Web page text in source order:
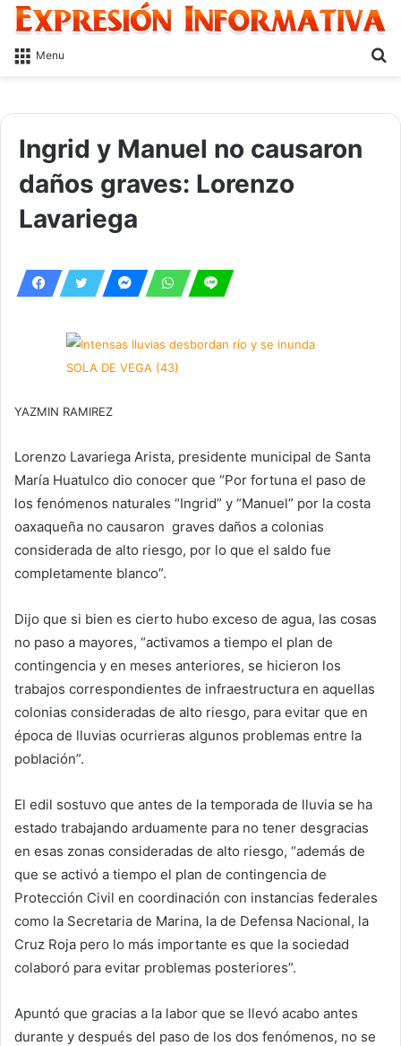
Menu
Ingrid y Manuel no causaron
daños graves: Lorenzo
Lavariega
YAZMIN RAMIREZ
Lorenzo Lavariega Arista, presidente municipal de Santa
María Huatulco dio conocer que “Por fortuna el paso de
los fenómenos naturales “Ingrid” y “Manuel” por la costa
oaxaqueña no causaron graves daños a colonias
considerada de alto riesgo, por lo que el saldo fue
completamente blanco”.
Dijo que si bien es cierto hubo exceso de agua, las cosas
no paso a mayores, “activamos a tiempo el plan de
contingencia y en meses anteriores, se hicieron los
trabajos correspondientes de infraestructura en aquellas
colonias consideradas de alto riesgo, para evitar que en
época de lluvias ocurrieras algunos problemas entre la
población”.
El edil sostuvo que antes de la temporada de lluvia se ha
estado trabajando arduamente para no tener desgracias
en esas zonas consideradas de alto riesgo, “además de
que se activó a tiempo el plan de contingencia de
Protección Civil en coordinación con instancias federales
como la Secretaria de Marina, la de Defensa Nacional, la
Cruz Roja pero lo más importante es que la sociedad
colaboró para evitar problemas posteriores”.
Apuntó que gracias a la labor que se llevó acabo antes
durante y después del paso de los dos fenómenos, no se